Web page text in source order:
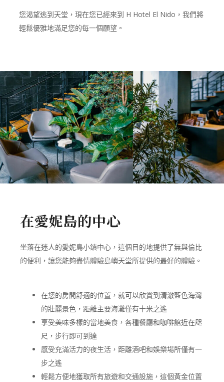
您渴望逃到天堂，現在您已經來到 H Hotel El Nido，我們將
輕鬆優雅地滿足您的每一個願望。
在愛妮島的中心
坐落在迷人的愛妮島小鎮中心，這個目的地提供了無與倫比
的便利，讓您能夠盡情體驗島嶼天堂所提供的最好的體驗。
在您的房間舒適的位置，就可以欣賞到清澈藍色海灣
的壯麗景色，距離主要海灘僅有十米之遙
享受美味多樣的當地美食，各種餐廳和咖啡館近在咫
尺，步行即可到達
感受充滿活力的夜生活，距離酒吧和娛樂場所僅有一
步之遙
輕鬆方便地獲取所有旅遊和交通設施，這個黃金位置